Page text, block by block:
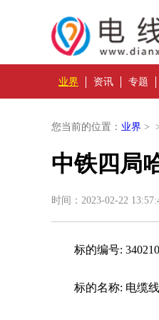
业界 资讯 专题
您当前的位置： 业界 >
中铁四局
时间：2023-02-22
标的编号:
标的名称: 电缆线